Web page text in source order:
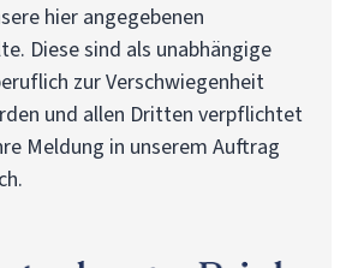
hier angegebenen
Diese sind als unabhängige
zur Verschwiegenheit
und allen Dritten verpflichtet
Meldung in unserem Auftrag